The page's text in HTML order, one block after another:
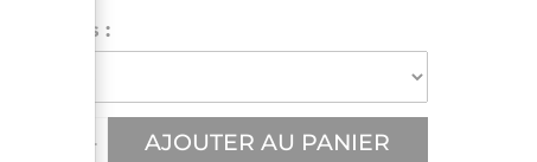
Coloris :
AJOUTER AU PANIER